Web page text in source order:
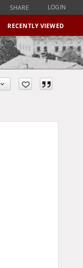
SHARE LOGIN
RECENTLY VIEWED